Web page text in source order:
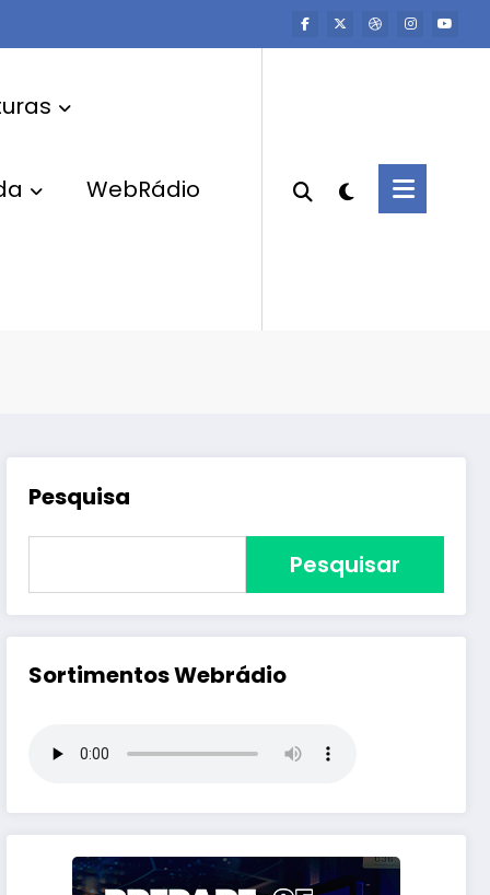
WebRádio
Pesquisa
Pesquisar
Sortimentos Webrádio